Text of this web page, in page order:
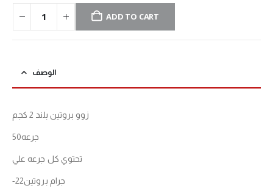
ADD TO CART
الوصف
زوو بروتين بلند 2 كجم
50جرعه
تحتوي كل جرعه علي
-22جرام بروتين